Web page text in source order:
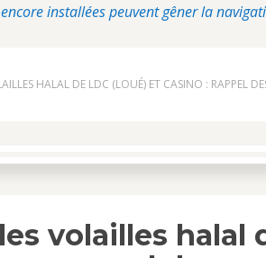
installées peuvent gêner la
HALAL DE LDC (LOUÉ) ET CASINO : RAPPEL
volailles halal